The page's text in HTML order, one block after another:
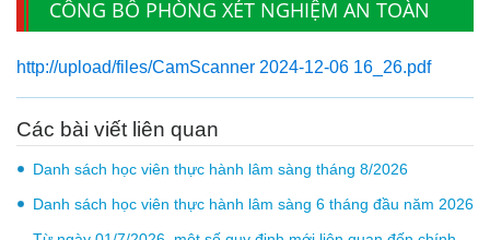
CÔNG BỐ PHÒNG XÉT NGHIỆM AN TOÀN
SINH HỌC CẤP II
http://upload/files/CamScanner 2024-12-06 16_26.pdf
Các bài viết liên quan
Danh sách học viên thực hành lâm sàng tháng 8/2026
Danh sách học viên thực hành lâm sàng 6 tháng đầu năm 2026